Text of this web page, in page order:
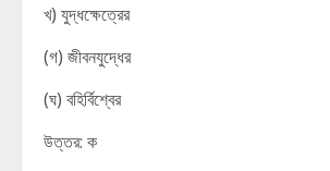
খ) যুদ্ধক্ষেত্রের
(গ) জীবনযুদ্ধের
(ঘ) বহির্বিশ্বের
উত্তর: ক